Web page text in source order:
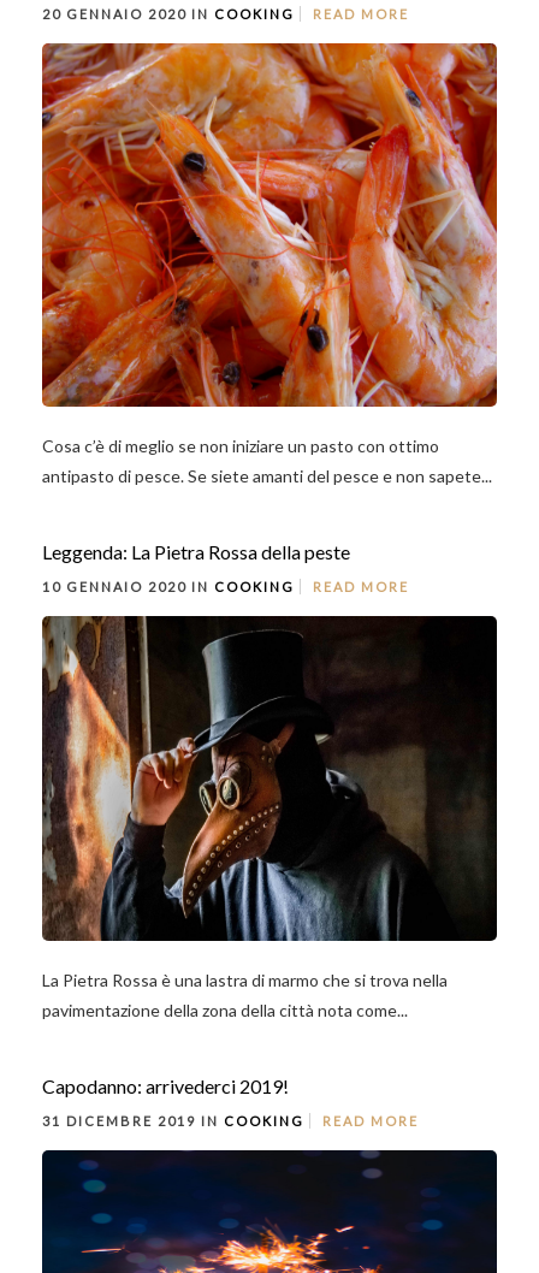
20 GENNAIO 2020 IN COOKING READ MORE
Cosa c’è di meglio se non iniziare un pasto con ottimo
antipasto di pesce. Se siete amanti del pesce e non sapete...
Leggenda: La Pietra Rossa della peste
10 GENNAIO 2020 IN COOKING READ MORE
La Pietra Rossa è una lastra di marmo che si trova nella
pavimentazione della zona della città nota come...
Capodanno: arrivederci 2019!
31 DICEMBRE 2019 IN COOKING READ MORE